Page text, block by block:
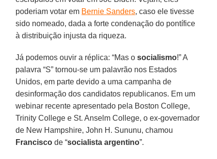
poderiam votar em Bernie Sanders, caso ele tivesse
sido nomeado, dada a forte condenação do pontífice
à distribuição injusta da riqueza.
Já podemos ouvir a réplica: “Mas osocialismo!” A
palavra “S” tornou-se um palavrão nos Estados
Unidos, em parte devido a uma campanha de
desinformação dos candidatos republicanos. Em um
webinar recente apresentado pela Boston College,
Trinity College e St. Anselm College, o ex-governador
de New Hampshire, John H. Sununu, chamou
Francisco de “socialista argentino”.